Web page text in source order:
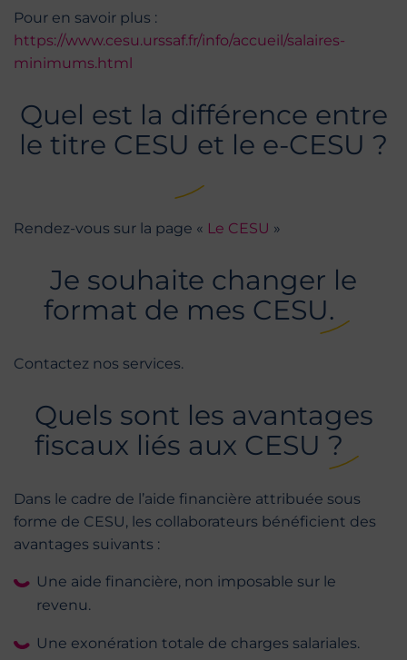
Pour en savoir plus :
https://www.cesu.urssaf.fr/info/accueil/salaires-
minimums.html
Quel est la différence entre
le titre CESU et le e-CESU ?
Rendez-vous sur la page « Le CESU »
Je souhaite changer le
format de mes CESU.
Contactez nos services.
Quels sont les avantages
fiscaux liés aux CESU ?
Dans le cadre de l’aide financière attribuée sous
forme de CESU, les collaborateurs bénéficient des
avantages suivants :
Une aide financière, non imposable sur le
revenu.
Une exonération totale de charges salariales.